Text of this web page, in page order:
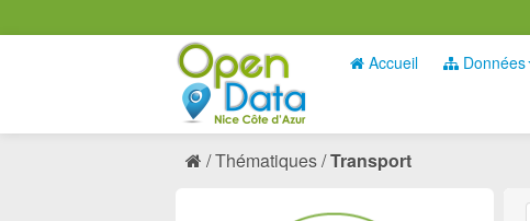
Accueil Données
Thématiques Transport